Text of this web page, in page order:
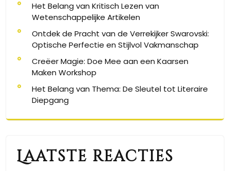
Het Belang van Kritisch Lezen van
Wetenschappelijke Artikelen
Ontdek de Pracht van de Verrekijker Swarovski:
Optische Perfectie en Stijlvol Vakmanschap
Creëer Magie: Doe Mee aan een Kaarsen
Maken Workshop
Het Belang van Thema: De Sleutel tot Literaire
Diepgang
Laatste reacties